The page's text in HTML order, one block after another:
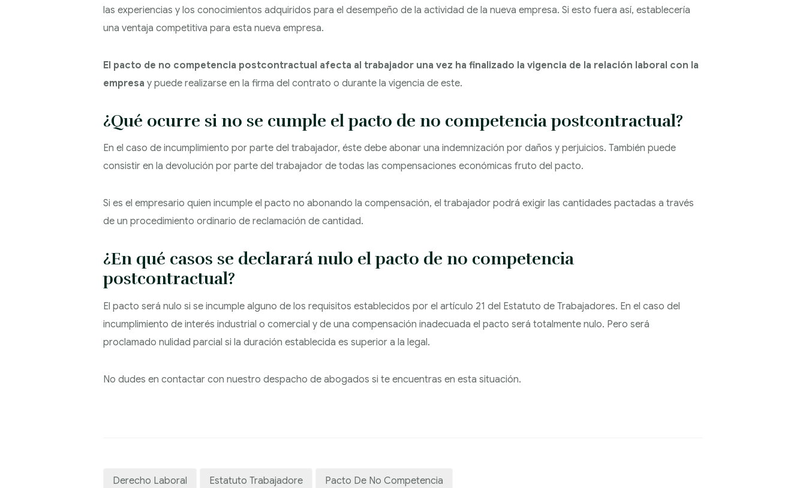
las experiencias y los conocimientos adquiridos para el desempeño de la actividad de la nueva empresa. Si esto fuera así, establecería
una ventaja competitiva para esta nueva empresa.
El pacto de no competencia postcontractual afecta al trabajador una vez ha finalizado la vigencia de la relación laboral con la
empresa y puede realizarse en la firma del contrato o durante la vigencia de este.
¿Qué ocurre si no se cumple el pacto de no competencia postcontractual?
En el caso de incumplimiento por parte del trabajador, éste debe abonar una indemnización por daños y perjuicios. También puede
consistir en la devolución por parte del trabajador de todas las compensaciones económicas fruto del pacto.
Si es el empresario quien incumple el pacto no abonando la compensación, el trabajador podrá exigir las cantidades pactadas a través
de un procedimiento ordinario de reclamación de cantidad.
¿En qué casos se declarará nulo el pacto de no competencia
postcontractual?
El pacto será nulo si se incumple alguno de los requisitos establecidos por el artículo 21 del Estatuto de Trabajadores. En el caso del
incumplimiento de interés industrial o comercial y de una compensación inadecuada el pacto será totalmente nulo. Pero será
proclamado nulidad parcial si la duración establecida es superior a la legal.
No dudes en contactar con nuestro despacho de abogados si te encuentras en esta situación.
Derecho Laboral Estatuto Trabajadore Pacto De No Competencia